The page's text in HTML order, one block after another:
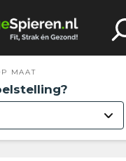
MAAT